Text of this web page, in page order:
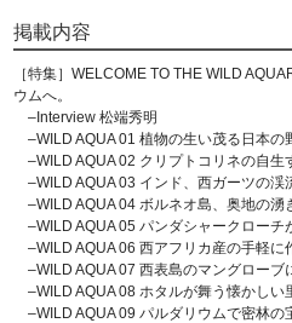
掲載内容
［特集］WELCOME TO THE WILD
ウムへ。
–Interview 松端秀明
–WILD AQUA 01 植物の生い茂る日本の
–WILD AQUA 02 クリプトコリネの自生
–WILD AQUA 03 インド、西ガーツの渓
–WILD AQUA 04 ボルネオ島、奥地の湧
–WILD AQUA 05 パンダシャークローチ
–WILD AQUA 06 西アフリカ産の手軽に
–WILD AQUA 07 西表島のマングローブ
–WILD AQUA 08 ホタルが舞う懐かしい
–WILD AQUA 09 パルダリウムで密林の